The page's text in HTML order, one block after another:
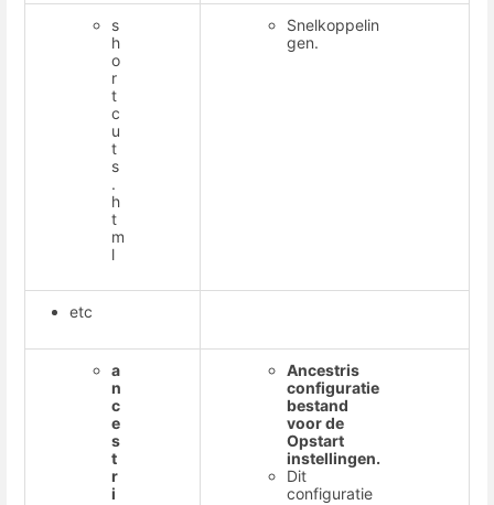
s
h
o
r
t
c
u
t
s
.
h
t
m
l
Snelkoppelin
gen.
etc
a
n
c
e
s
t
r
i
Ancestris
configuratie
bestand
voor de
Opstart
instellingen.
Dit
configuratie